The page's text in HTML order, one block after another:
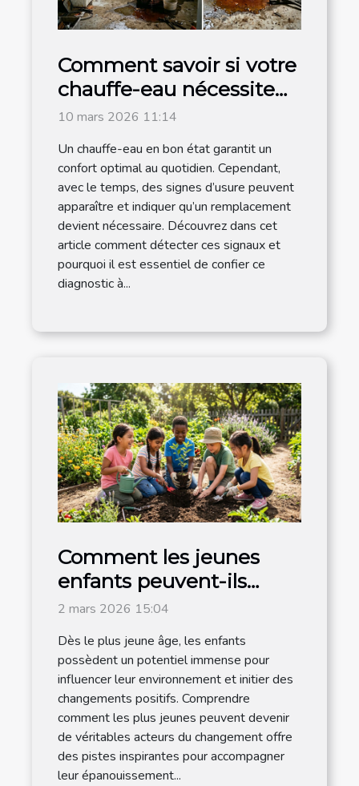
Comment savoir si votre
chauffe-eau nécessite
un remplacement ?
10 mars 2026 11:14
Un chauffe-eau en bon état garantit un
confort optimal au quotidien. Cependant,
avec le temps, des signes d’usure peuvent
apparaître et indiquer qu’un remplacement
devient nécessaire. Découvrez dans cet
article comment détecter ces signaux et
pourquoi il est essentiel de confier ce
diagnostic à...
Comment les jeunes
enfants peuvent-ils
devenir acteurs du
changement ?
2 mars 2026 15:04
Dès le plus jeune âge, les enfants
possèdent un potentiel immense pour
influencer leur environnement et initier des
changements positifs. Comprendre
comment les plus jeunes peuvent devenir
de véritables acteurs du changement offre
des pistes inspirantes pour accompagner
leur épanouissement...